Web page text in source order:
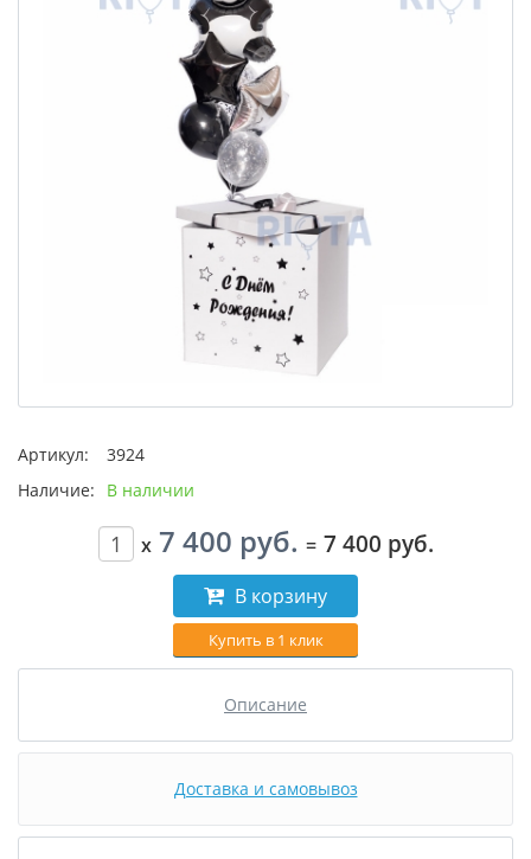
Артикул:
3924
Наличие:
В наличии
x 7 400 руб. = 7 400 руб.
В корзину
Купить в 1 клик
Описание
Доставка и самовывоз